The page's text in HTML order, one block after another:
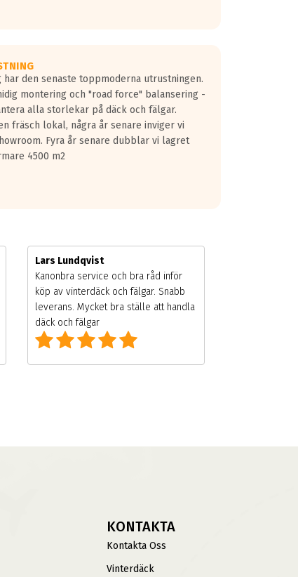
har den senaste toppmoderna utrustningen.
montering och "road force" balansering -
alla storlekar på däck och fälgar.
fräsch lokal, några år senare inviger vi
Fyra år senare dubblar vi lagret
4500 m2
Lars Lundqvist
Kanonbra service och bra råd inför
köp av vinterdäck och fälgar. Snabb
leverans. Mycket bra ställe att handla
däck och fälgar
KONTAKTA
Kontakta Oss
Vinterdäck